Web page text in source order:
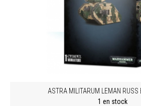
ASTRA MILITARUM LEMAN RUSS
1 en stock